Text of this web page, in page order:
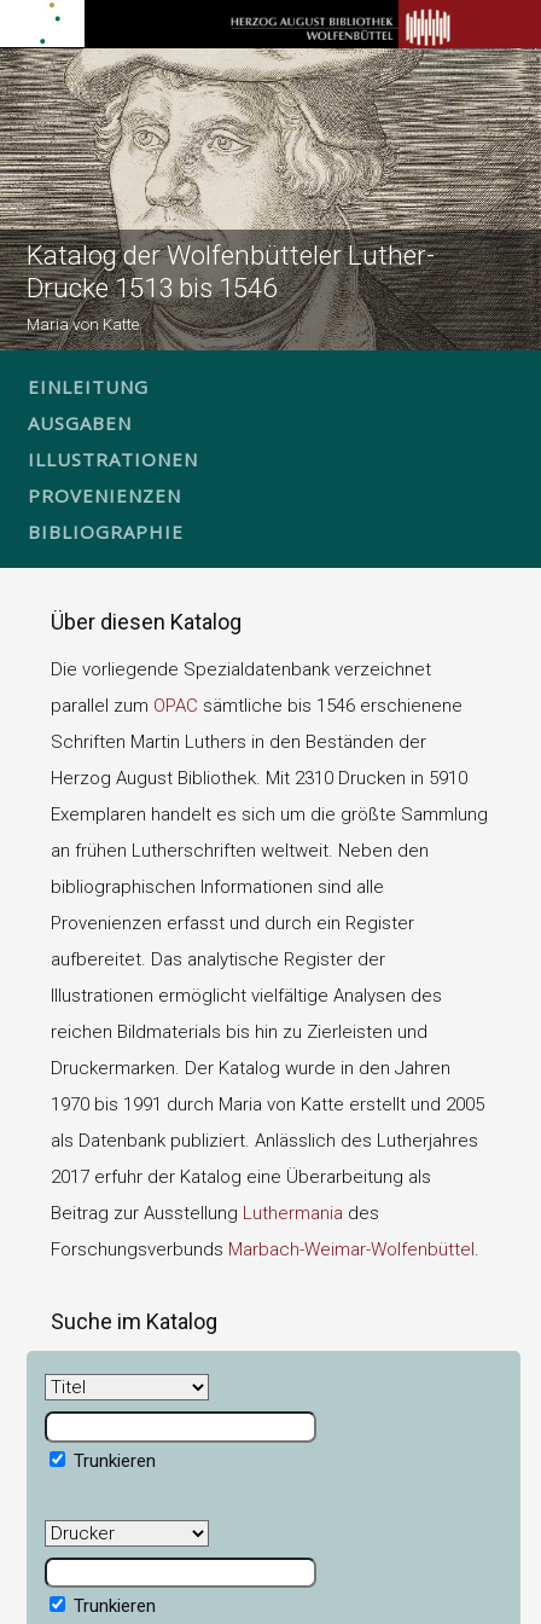
Katalog der Wolfenbütteler Luther-
Drucke 1513 bis 1546
Maria von Katte
EINLEITUNG
AUSGABEN
ILLUSTRATIONEN
PROVENIENZEN
BIBLIOGRAPHIE
Über diesen Katalog
Die vorliegende Spezialdatenbank verzeichnet
parallel zum OPAC sämtliche bis 1546 erschienene
Schriften Martin Luthers in den Beständen der
Herzog August Bibliothek. Mit 2310 Drucken in 5910
Exemplaren handelt es sich um die größte Sammlung
an frühen Lutherschriften weltweit. Neben den
bibliographischen Informationen sind alle
Provenienzen erfasst und durch ein Register
aufbereitet. Das analytische Register der
Illustrationen ermöglicht vielfältige Analysen des
reichen Bildmaterials bis hin zu Zierleisten und
Druckermarken. Der Katalog wurde in den Jahren
1970 bis 1991 durch Maria von Katte erstellt und 2005
als Datenbank publiziert. Anlässlich des Lutherjahres
2017 erfuhr der Katalog eine Überarbeitung als
Beitrag zur Ausstellung Luthermania des
Forschungsverbunds Marbach-Weimar-Wolfenbüttel.
Suche im Katalog
Trunkieren
Trunkieren